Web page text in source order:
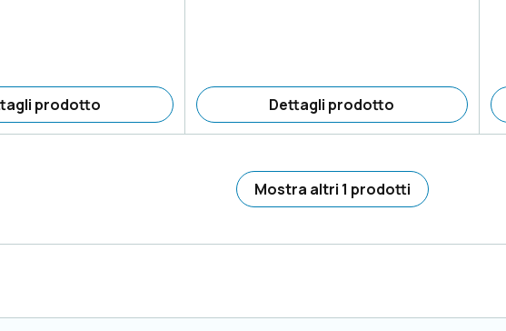
prodotto Dettagli prodotto
Mostra altri 1 prodotti